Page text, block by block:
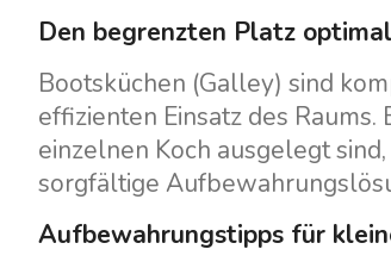
Den begrenzten Platz
Bootsküchen (Galley) sind
effizienten Einsatz des
einzelnen Koch ausgelegt
sorgfältige
Aufbewahrungstipps für